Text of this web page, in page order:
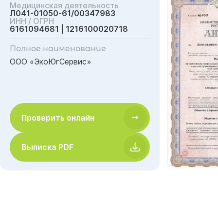
Медицинская деятельность
Л041-01050-61/00347983
ИНН / ОГРН
6161094681 | 1216100020718
Полное наименование
ООО «ЭкоЮгСервис»
Проверить онлайн
Выписка PDF